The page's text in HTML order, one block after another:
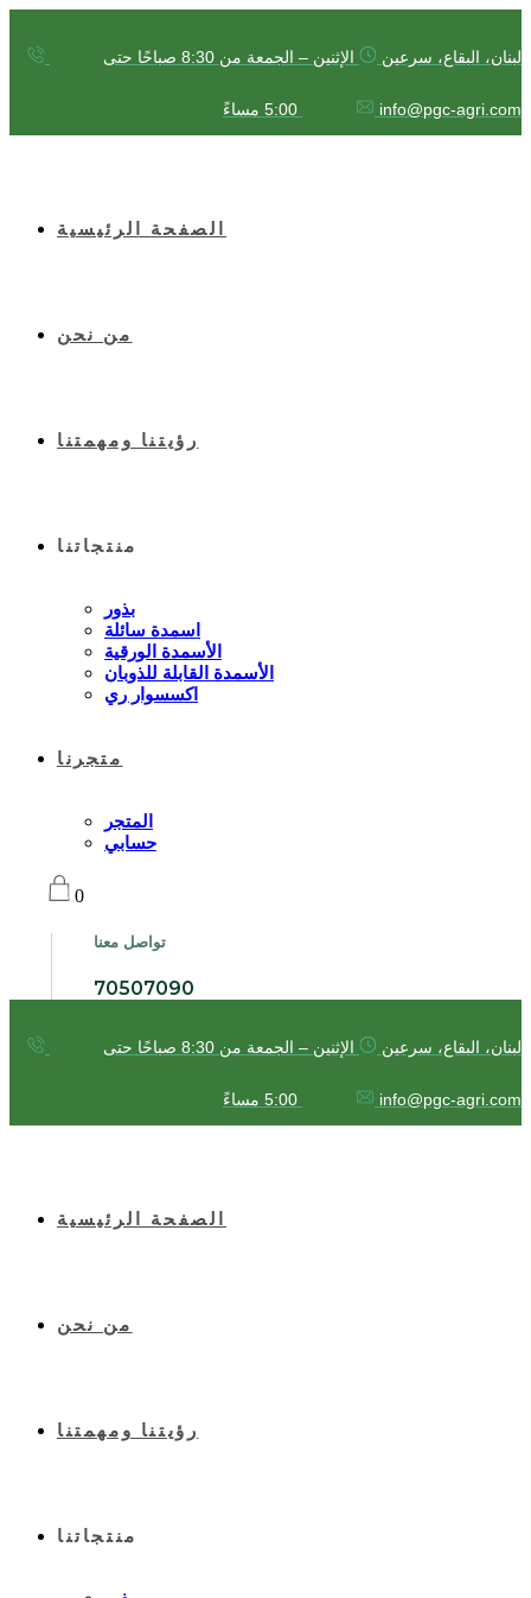
لبنان، البقاع، سرعين الإثنين – الجمعة من 8:30 صباحًا حتى
5:00 مساءً info@pgc-agri.com
الصفحة الرئيسية
من نحن
رؤيتنا ومهمتنا
منتجاتنا
بذور
اسمدة سائلة
الأسمدة الورقية
الأسمدة القابلة للذوبان
اكسسوار ري
متجرنا
المتجر
حسابي
0
تواصل معنا
70507090
لبنان، البقاع، سرعين الإثنين – الجمعة من 8:30 صباحًا حتى
5:00 مساءً info@pgc-agri.com
الصفحة الرئيسية
من نحن
رؤيتنا ومهمتنا
منتجاتنا